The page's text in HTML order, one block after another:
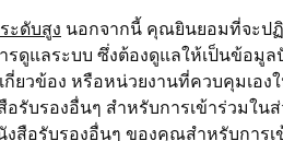
ะดับสูง นอกจากนี้ คุณยินยอมที่จะปฏิ
ดูแลระบบ ซึ่งต้องดูแลให้เป็นข้อมูล
ยวข้อง หรือหน่วยงานที่ควบคุมเอ
รับรองอื่นๆ สำหรับการเข้าร่วมใน
อรับรองอื่นๆ ของคุณสำหรับการเ